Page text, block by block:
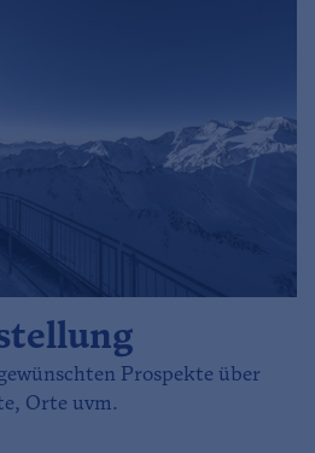
Prospekte über
Orte uvm.